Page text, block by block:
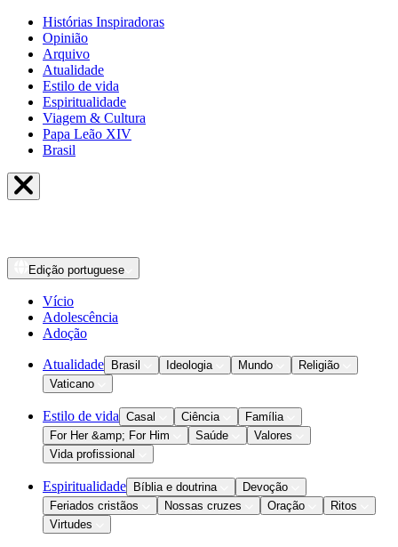
Histórias Inspiradoras
Opinião
Arquivo
Atualidade
Estilo de vida
Espiritualidade
Viagem & Cultura
Papa Leão XIV
Brasil
Edição portuguese
Vício
Adolescência
Adoção
Atualidade Brasil Ideologia Mundo
Religião
Vaticano
Estilo de vida Casal Ciência
Família
For Her &amp; For Him
Saúde
Valores
Vida profissional
Espiritualidade Bíblia e doutrina
Devoção
Feriados cristãos
Nossas cruzes Oração
Ritos
Virtudes